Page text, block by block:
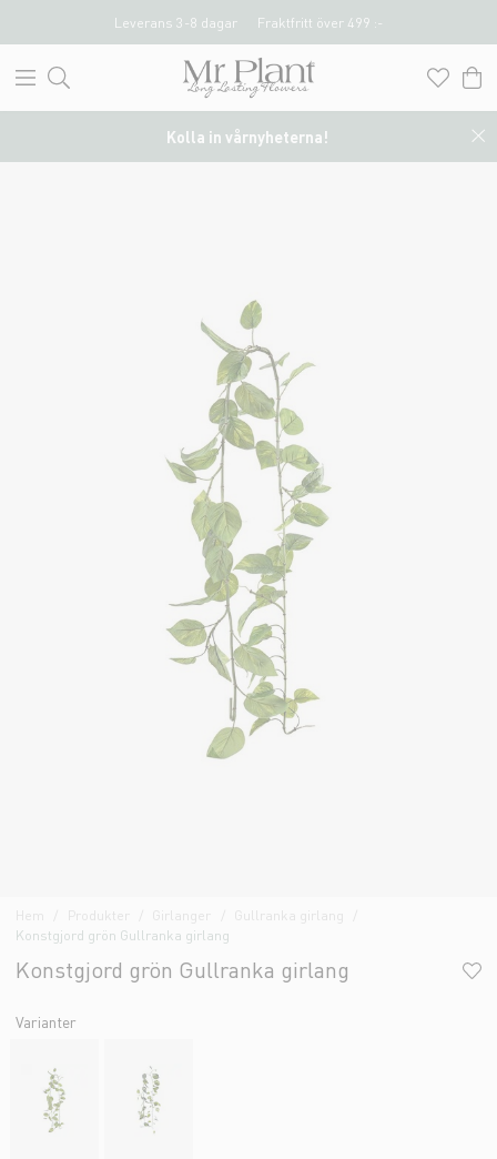
Leverans 3-8 dagar Fraktfritt över 499 :-
Kolla in vårnyheterna!
Hem Produkter
Konstgjord grön Gullranka girlang
Konstgjord grön Gullranka girlang
Varianter